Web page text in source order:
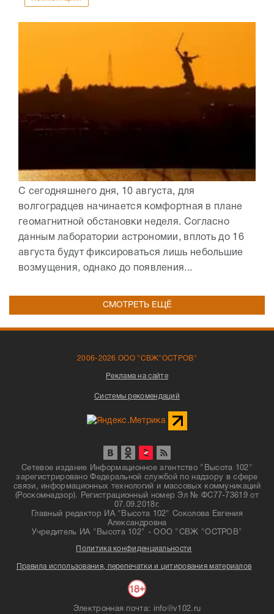
С сегодняшнего дня, 10 августа, для
волгоградцев начинается комфортная в плане
геомагнитной обстановки неделя. Согласно
данным лаборатории астрономии, вплоть до 16
августа будут фиксироваться лишь небольшие
возмущения, однако до появления...
СМОТРЕТЬ ЕЩЁ
2006-2026 ООО "СВЖ"ОСТРОВ"
Реклама на сайте
Системы рекомендаций
Сетевое издание Информационное агентство "Высота 102"
зарегистрировано Федеральной службой по надзору в сфере
связи, информационных технологий и массовых коммуникаций
(Роскомнадзор). Регистрационный номер Эл № ФС77-73619 от
07.09.2018г.
Главный редактор ИА "Высота 102" Соколова Евгения
Александровна
Учредитель ИА "Высота 102" - ООО "СВЖ "ОСТРОВ"
Политика конфиденциальности
Правила использования, перепечатки и цитирования материалов
Электронная почта: info@v102.ru